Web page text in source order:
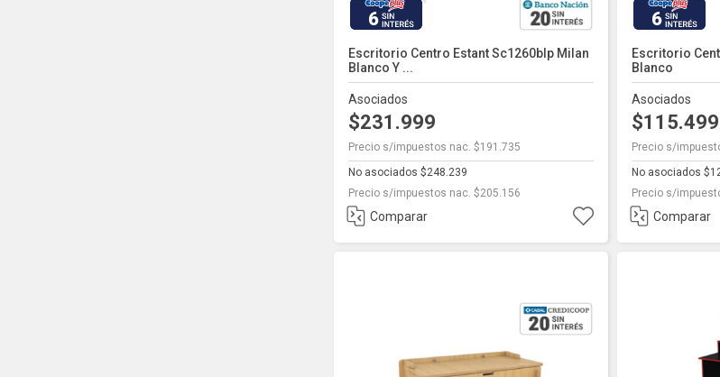
6
Escritorio Centro Estant Sc1260blp Milan
Blanco Y ...
Asociados
$231.999
Precio s/impuestos nac. $191.735
No asociados $248.239
Precio s/impuestos nac. $205.156
Comparar
6
Escritorio
Blanco
Asociados
$115.499
Precio s/
No asociados
Precio s/
Comparar